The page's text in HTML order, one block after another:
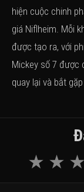
hiện cuộc chinh
giá Niflheim. Mỗi
được tạo ra, với
Mickey số 7 được
quay lại và bắt